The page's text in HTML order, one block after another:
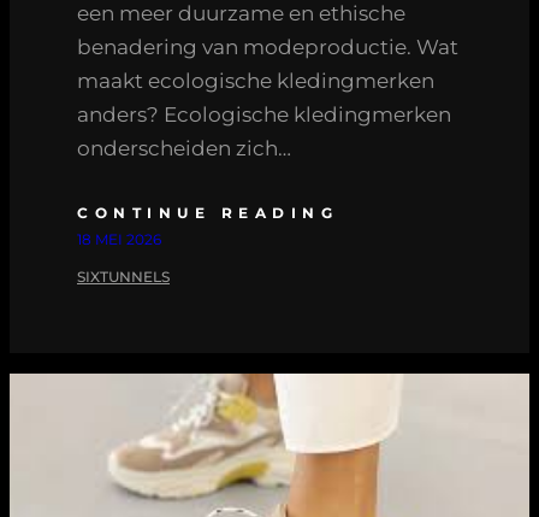
een meer duurzame en ethische
benadering van modeproductie. Wat
maakt ecologische kledingmerken
anders? Ecologische kledingmerken
onderscheiden zich…
CONTINUE READING
18 MEI 2026
SIXTUNNELS